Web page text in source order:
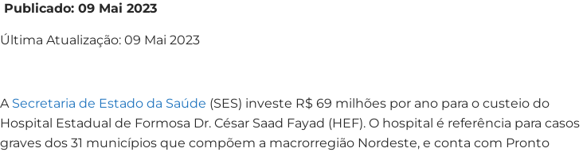
Publicado: 09 Mai 2023
Última Atualização: 09 Mai 2023
A Secretaria de Estado da Saúde (SES) investe R$ 69 milhões por ano para o custeio do
Hospital Estadual de Formosa Dr. César Saad Fayad (HEF). O hospital é referência para casos
graves dos 31 municípios que compõem a macrorregião Nordeste, e conta com Pronto